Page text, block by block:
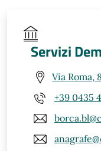
Servizi
Via Roma,
+39 0435